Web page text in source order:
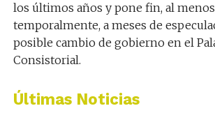
los últimos años y pone fin, al menos
temporalmente, a meses de
posible cambio de gobierno en el
Consistorial.
Últimas Noticias